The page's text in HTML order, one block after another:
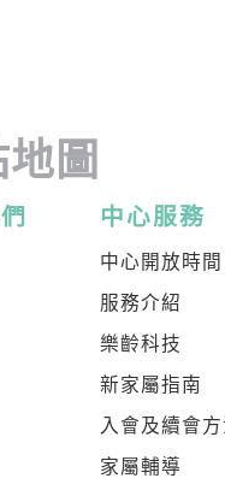
圖
中心服務
中心開放時間
服務介紹
樂齡科技
新家屬指南
入會及續會方
家屬輔導